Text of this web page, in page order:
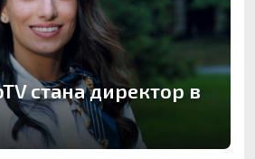
стана директор в